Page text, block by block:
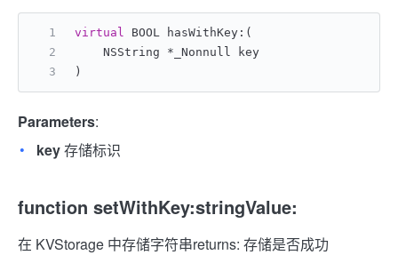
virtual BOOL hasWithKey:(
    NSString *_Nonnull key
)
Parameters:
key存储标识
function setWithKey:stringValue:
在 KVStorage 中存储字符串returns: 存储是否成功